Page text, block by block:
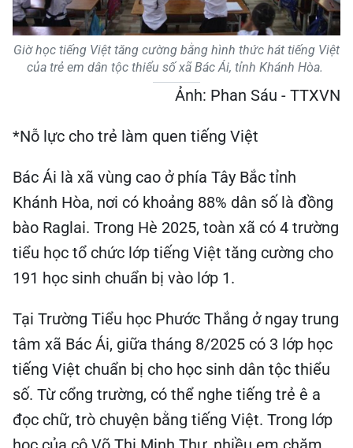
Giờ học tiếng Việt tăng cường bằng hình thức hát tiếng Việt
của trẻ em dân tộc thiểu số xã Bác Ái, tỉnh Khánh Hòa.
Ảnh: Phan Sáu - TTXVN
*Nỗ lực cho trẻ làm quen tiếng Việt
Bác Ái là xã vùng cao ở phía Tây Bắc tỉnh
Khánh Hòa, nơi có khoảng 88% dân số là đồng
bào Raglai. Trong Hè 2025, toàn xã có 4 trường
tiểu học tổ chức lớp tiếng Việt tăng cường cho
191 học sinh chuẩn bị vào lớp 1.
Tại Trường Tiểu học Phước Thắng ở ngay trung
tâm xã Bác Ái, giữa tháng 8/2025 có 3 lớp học
tiếng Việt chuẩn bị cho học sinh dân tộc thiểu
số. Từ cổng trường, có thể nghe tiếng trẻ ê a
đọc chữ, trò chuyện bằng tiếng Việt. Trong lớp